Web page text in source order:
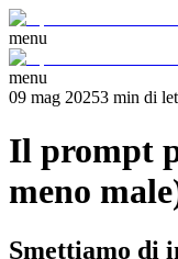
menu
menu
09 mag 20253 min di
Il prompt
meno
Smettiamo di